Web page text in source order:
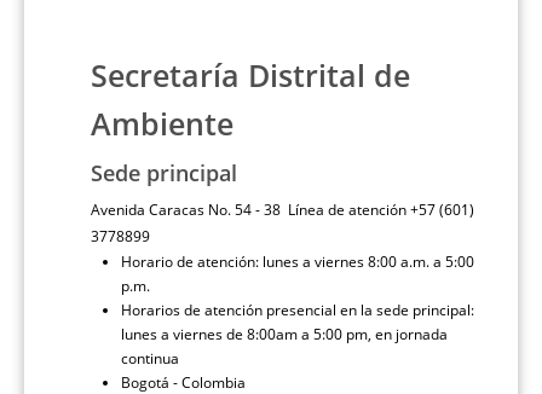
Secretaría Distrital de
Ambiente
Sede principal
Avenida Caracas No. 54 - 38 Línea de atención +57 (601)
3778899
Horario de atención: lunes a viernes 8:00 a.m. a 5:00
p.m.
Horarios de atención presencial en la sede principal:
lunes a viernes de 8:00am a 5:00 pm, en jornada
continua
Bogotá - Colombia